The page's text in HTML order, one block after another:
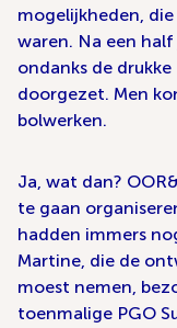
mogelijkheden,
waren. Na een
ondanks de
doorgezet. Men
bolwerken.
Ja, wat dan?
te gaan
hadden immers
Martine, die de
moest nemen,
toenmalige PGO